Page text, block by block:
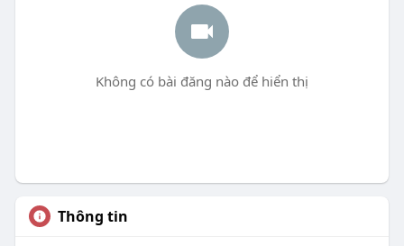
Không có bài đăng nào để hiển thị
Thông tin